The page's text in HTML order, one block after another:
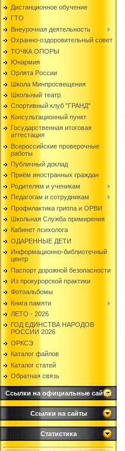
Дистанционное обучение
ГТО
Внеурочная деятельность
Охранно-оздоровительный совет
ТОЧКА ОПОРЫ
Юнармия
Орлята России
Школа Минпросвещения
Школьный театр
Спортивный клуб "ГРАНД"
Консультационный пункт
Государственная итоговая
аттестация
Всероссийские проверочные
работы
Публичный доклад
Приём иностранных граждан
Родителям и ученикам
Педагогам и сотрудникам
Профилактика гриппа и ОРВИ
Школьная Служба примирения
Кабинет психолога
ОДАРЕННЫЕ ДЕТИ
Информационно-библиотечный
центр
Паспорт дорожной безопасности
Из прокурорской практики
Фотоальбомы
Книга памяти
ЛЕТО - 2026
ГОД ЕДИНСТВА НАРОДОВ
РОССИИ 2026
ОРКСЭ
Каталог файлов
Каталог статей
Обратная связь
Ссылки на официальные сайты
Ссылки на сайты
Статистика